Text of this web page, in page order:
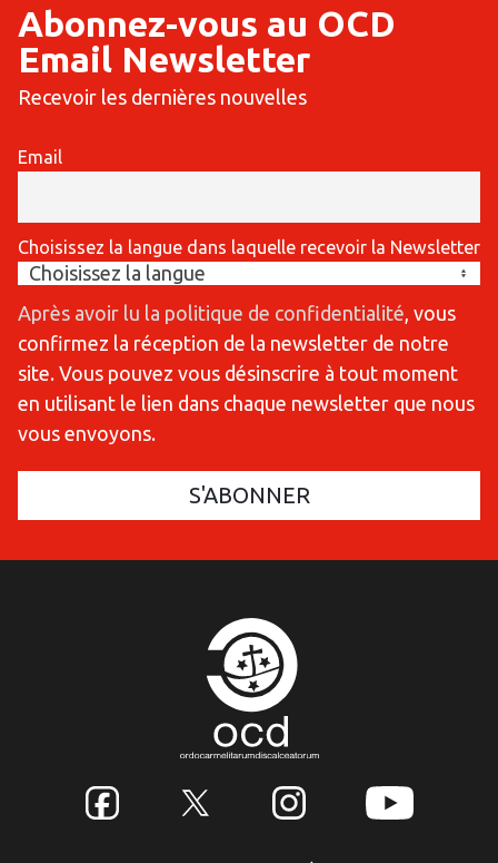
Abonnez-vous au OCD
Email Newsletter
Recevoir les dernières nouvelles
Email
Choisissez la langue dans laquelle recevoir la Newsletter
Après avoir lu la politique de confidentialité, vous
confirmez la réception de la newsletter de notre
site. Vous pouvez vous désinscrire à tout moment
en utilisant le lien dans chaque newsletter que nous
vous envoyons.